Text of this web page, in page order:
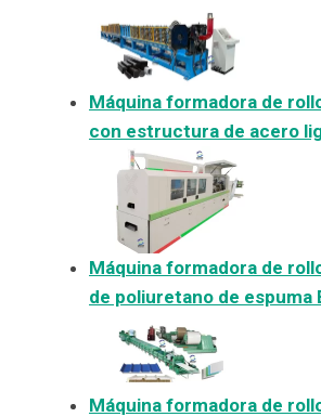
Máquina formadora de
con estructura de acero
Máquina formadora de
de poliuretano de espuma
Máquina formadora de